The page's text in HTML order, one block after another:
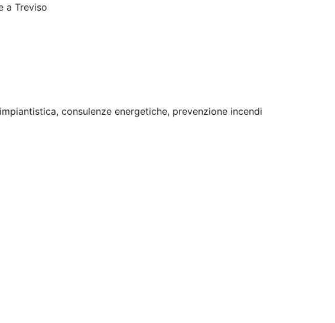
a Treviso
consulenze energetiche, prevenzione incendi